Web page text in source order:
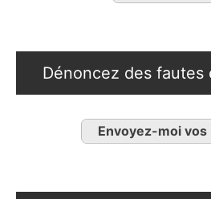
Dénoncez des fautes
Envoyez-moi vos